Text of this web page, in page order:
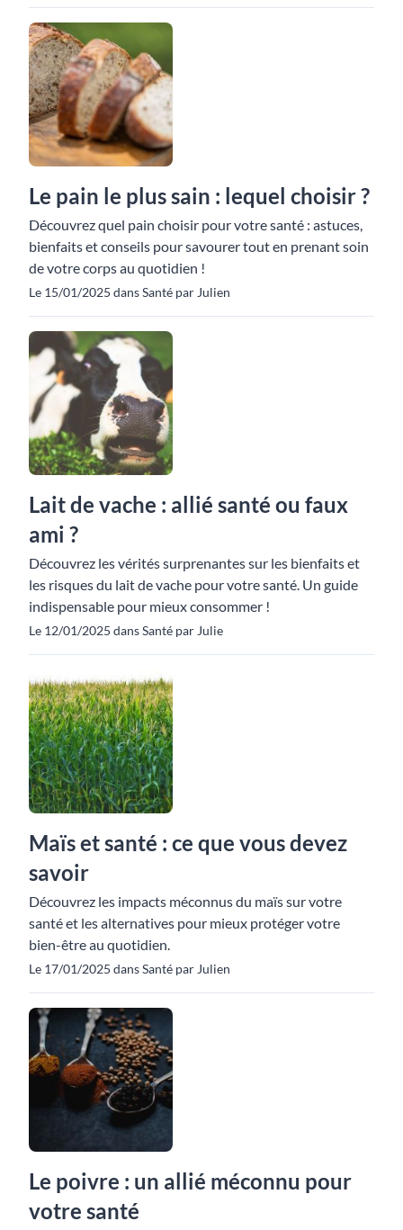
Le pain le plus sain : lequel choisir ?
Découvrez quel pain choisir pour votre santé : astuces,
bienfaits et conseils pour savourer tout en prenant soin
de votre corps au quotidien !
Le 15/01/2025 dans Santé par Julien
Lait de vache : allié santé ou faux
ami ?
Découvrez les vérités surprenantes sur les bienfaits et
les risques du lait de vache pour votre santé. Un guide
indispensable pour mieux consommer !
Le 12/01/2025 dans Santé par Julie
Maïs et santé : ce que vous devez
savoir
Découvrez les impacts méconnus du maïs sur votre
santé et les alternatives pour mieux protéger votre
bien-être au quotidien.
Le 17/01/2025 dans Santé par Julien
Le poivre : un allié méconnu pour
votre santé